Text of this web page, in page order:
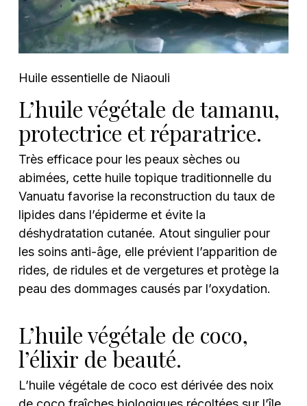
Huile essentielle de Niaouli
L’huile végétale de tamanu,
protectrice et réparatrice.
Très efficace pour les peaux sèches ou
abimées, cette huile topique traditionnelle du
Vanuatu favorise la reconstruction du taux de
lipides dans l’épiderme et évite la
déshydratation cutanée. Atout singulier pour
les soins anti-âge, elle prévient l’apparition de
rides, de ridules et de vergetures et protège la
peau des dommages causés par l’oxydation.
L’huile végétale de coco,
l’élixir de beauté.
L’huile végétale de coco est dérivée des noix